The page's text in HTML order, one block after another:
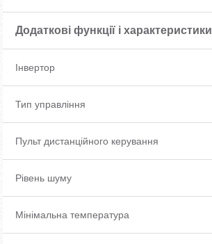
Додаткові функції і характеристики
Інвертор
Тип управління
Пульт дистанційного керування
Рівень шуму
Мінімальна температура